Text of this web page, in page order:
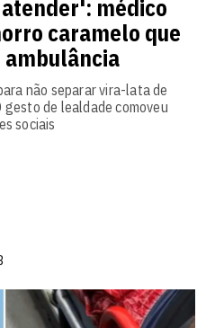
médico
caramelo que
ambulância
não separar vira-lata de
gesto de lealdade comoveu
sociais